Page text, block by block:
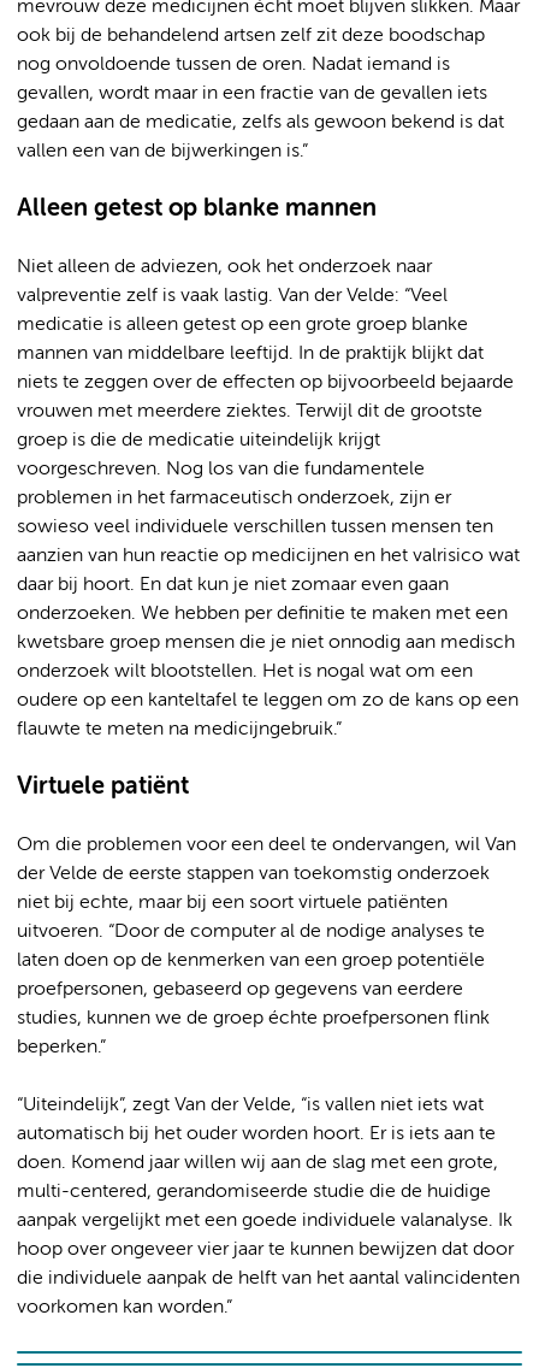
mevrouw deze medicijnen écht moet blijven slikken. Maar
ook bij de behandelend artsen zelf zit deze boodschap
nog onvoldoende tussen de oren. Nadat iemand is
gevallen, wordt maar in een fractie van de gevallen iets
gedaan aan de medicatie, zelfs als gewoon bekend is dat
vallen een van de bijwerkingen is.”
Alleen getest op blanke mannen
Niet alleen de adviezen, ook het onderzoek naar
valpreventie zelf is vaak lastig. Van der Velde: “Veel
medicatie is alleen getest op een grote groep blanke
mannen van middelbare leeftijd. In de praktijk blijkt dat
niets te zeggen over de effecten op bijvoorbeeld bejaarde
vrouwen met meerdere ziektes. Terwijl dit de grootste
groep is die de medicatie uiteindelijk krijgt
voorgeschreven. Nog los van die fundamentele
problemen in het farmaceutisch onderzoek, zijn er
sowieso veel individuele verschillen tussen mensen ten
aanzien van hun reactie op medicijnen en het valrisico wat
daar bij hoort. En dat kun je niet zomaar even gaan
onderzoeken. We hebben per definitie te maken met een
kwetsbare groep mensen die je niet onnodig aan medisch
onderzoek wilt blootstellen. Het is nogal wat om een
oudere op een kanteltafel te leggen om zo de kans op een
flauwte te meten na medicijngebruik.”
Virtuele patiënt
Om die problemen voor een deel te ondervangen, wil Van
der Velde de eerste stappen van toekomstig onderzoek
niet bij echte, maar bij een soort virtuele patiënten
uitvoeren. “Door de computer al de nodige analyses te
laten doen op de kenmerken van een groep potentiële
proefpersonen, gebaseerd op gegevens van eerdere
studies, kunnen we de groep échte proefpersonen flink
beperken.”
“Uiteindelijk”, zegt Van der Velde, “is vallen niet iets wat
automatisch bij het ouder worden hoort. Er is iets aan te
doen. Komend jaar willen wij aan de slag met een grote,
multi-centered, gerandomiseerde studie die de huidige
aanpak vergelijkt met een goede individuele valanalyse. Ik
hoop over ongeveer vier jaar te kunnen bewijzen dat door
die individuele aanpak de helft van het aantal valincidenten
voorkomen kan worden.”